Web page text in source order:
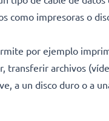
como impresoras o
por ejemplo
transferir archivos
a un disco duro o a